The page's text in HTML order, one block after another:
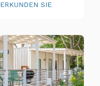
ERKUNDEN SIE